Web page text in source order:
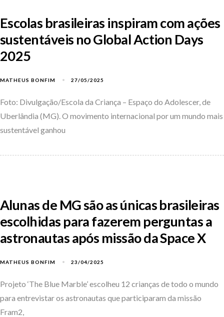
Escolas brasileiras inspiram com ações
sustentáveis no Global Action Days
2025
MATHEUS BONFIM 27/05/2025
Foto: Divulgação/Escola da Criança – Espaço do Adolescer, de
Uberlândia (MG). O movimento internacional por um mundo mais
sustentável ganhou
Alunas de MG são as únicas brasileiras
escolhidas para fazerem perguntas a
astronautas após missão da Space X
MATHEUS BONFIM 23/04/2025
Projeto ‘The Blue Marble’ escolheu 12 crianças de todo o mundo
para entrevistar os astronautas que participaram da missão
Fram2,